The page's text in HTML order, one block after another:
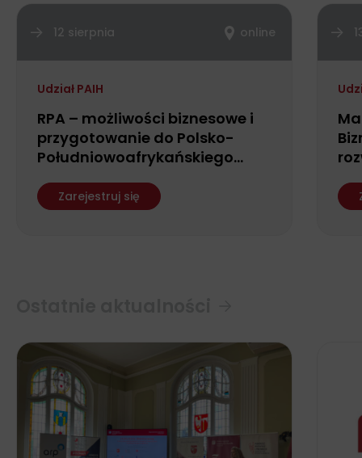
12 sierpnia online
Udział PAIH
RPA – możliwości biznesowe i
przygotowanie do Polsko-
Południowoafrykańskiego
Zarejestruj się